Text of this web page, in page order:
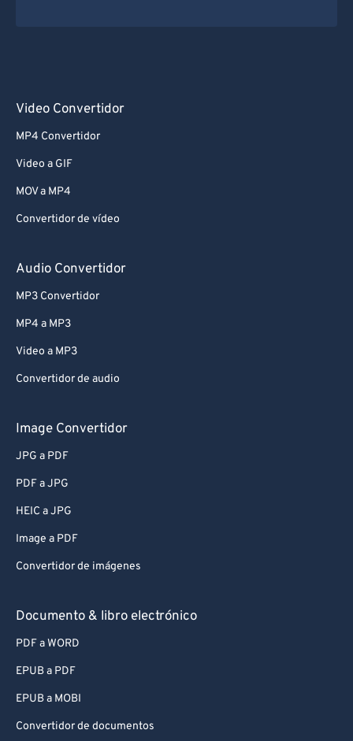
Video Convertidor
MP4 Convertidor
Video a GIF
MOV a MP4
Convertidor de vídeo
Audio Convertidor
MP3 Convertidor
MP4 a MP3
Video a MP3
Convertidor de audio
Image Convertidor
JPG a PDF
PDF a JPG
HEIC a JPG
Image a PDF
Convertidor de imágenes
Documento & libro electrónico
PDF a WORD
EPUB a PDF
EPUB a MOBI
Convertidor de documentos